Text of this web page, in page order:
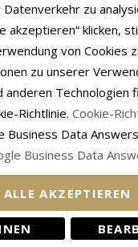
Datenverkehr zu
akzeptieren“ klicken,
von Cookies
zu unserer
anderen Technologien
Richtlinie. Cookie-
Business Data
Business Data
ALLE AKZEPTIEREN